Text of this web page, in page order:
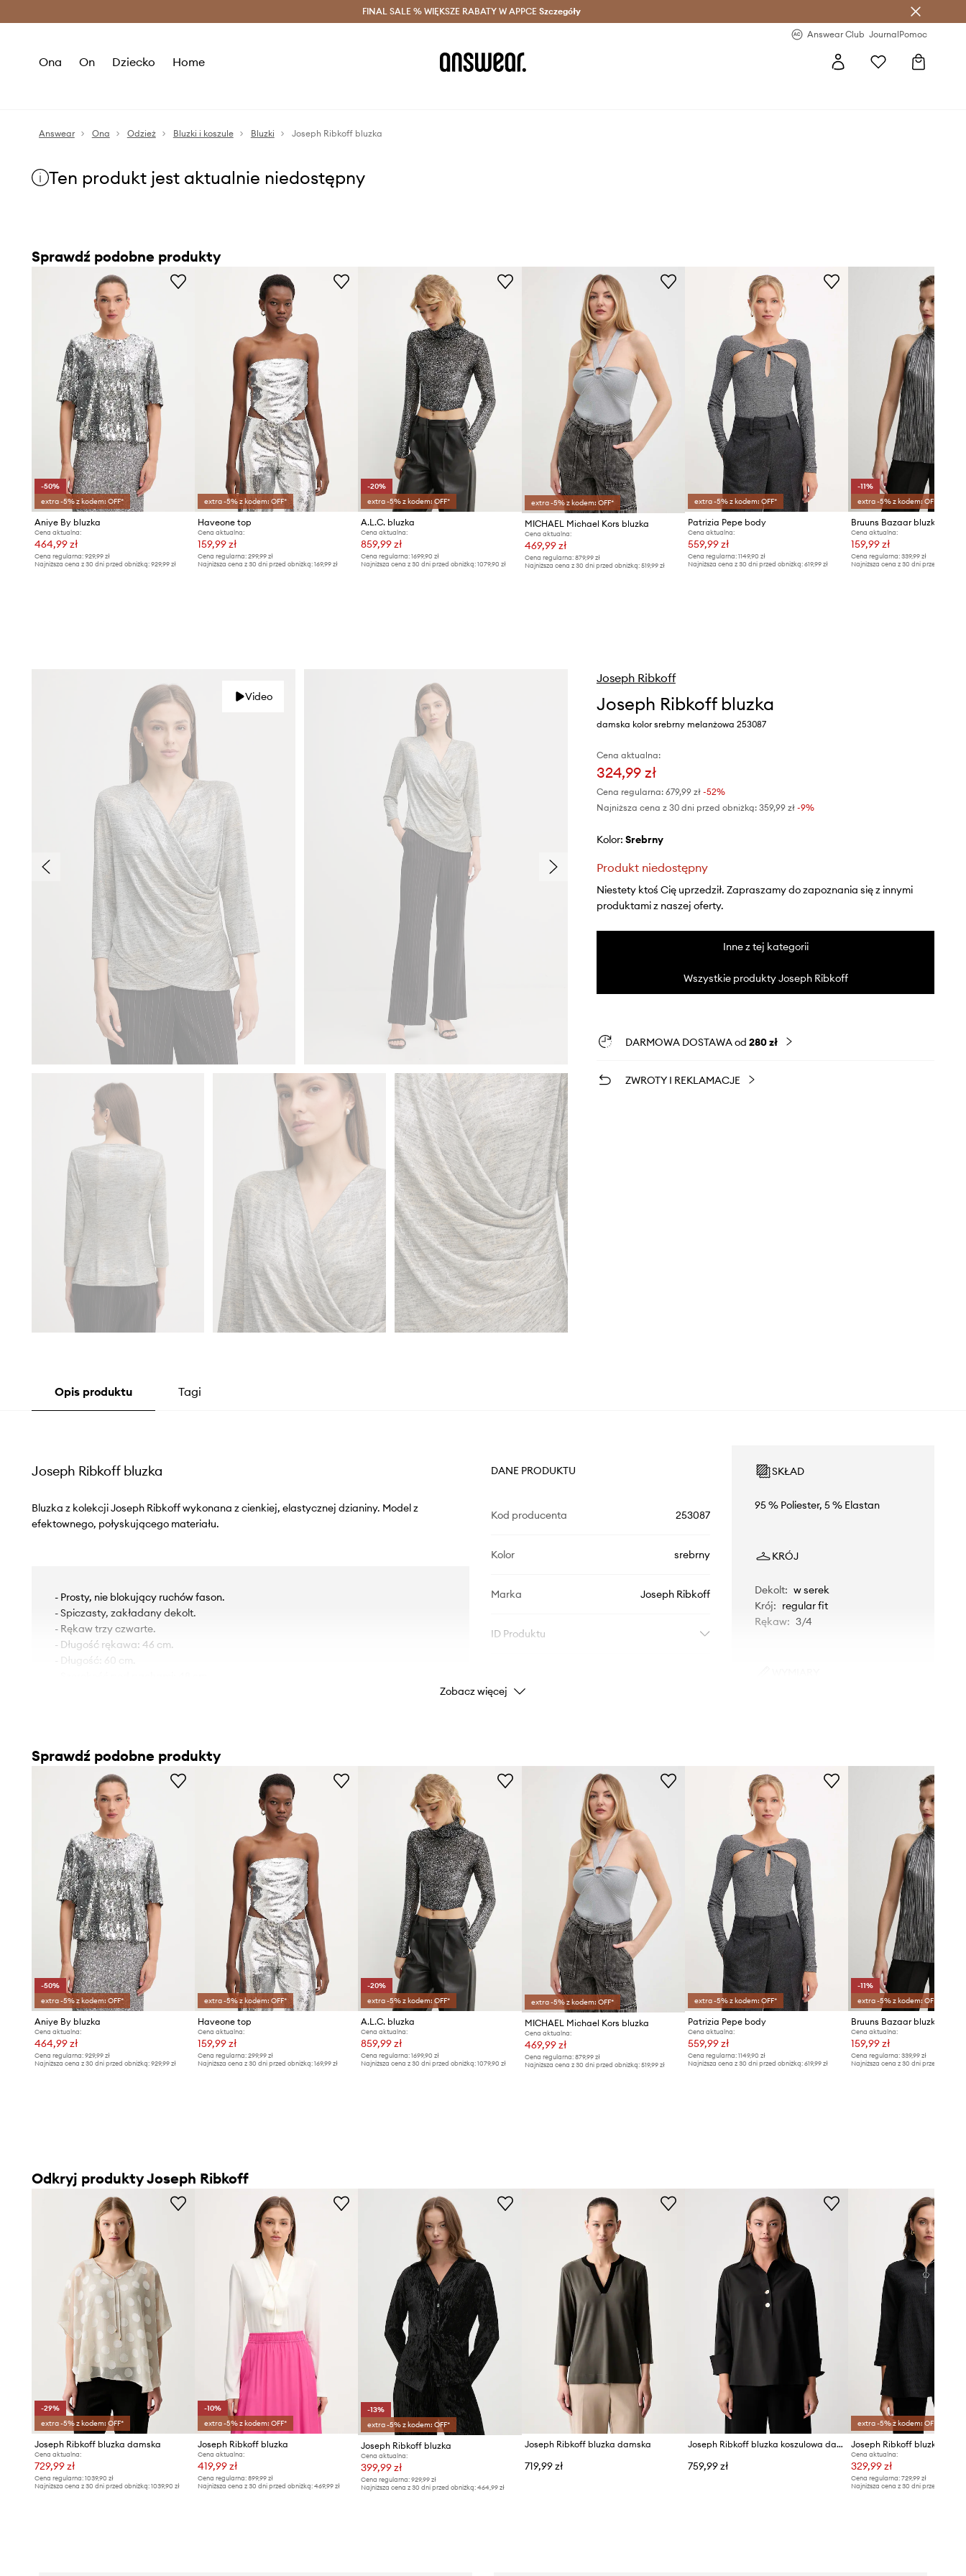
Oszczędzaj z Answear Club > Dostawa nawet w 24h >
FINAL SALE % WIĘKSZE RABATY W APPCE Szczegóły
Answear Club JournalPomoc
Ona On Dziecko Home
Answear Ona Odzież Bluzki i koszule Bluzki Joseph Ribkoff bluzka
Ten produkt jest aktualnie niedostępny
Sprawdź podobne produkty
-50%
extra -5% z kodem: OFF*
Aniye By bluzka
Cena aktualna:
464,99 zł
Cena regularna: 929,99 zł
Najniższa cena z 30 dni przed obniżką: 929,99 zł
extra -5% z kodem: OFF*
Haveone top
Cena aktualna:
159,99 zł
Cena regularna:299,99 zł
Najniższa cena z 30 dni przed obniżką:169,99 zł
-20%
extra -5% z kodem: OFF*
A.L.C. bluzka
Cena aktualna:
859,99 zł
Cena regularna: 1699,90 zł
Najniższa cena z 30 dni przed obniżką: 1079,90 zł
extra -5% z kodem: OFF*
MICHAEL Michael Kors bluzka
Cena aktualna:
469,99 zł
Cena regularna: 879,99 zł
Najniższa cena z 30 dni przed obniżką: 519,99 zł
extra -5% z kodem: OFF*
Patrizia Pepe body
Cena aktualna:
559,99 zł
Cena regularna:1149,90 zł
Najniższa cena z 30 dni przed obniżką:619,99 zł
-11%
extra -5% z kodem: OFF*
Cena aktualna:
159,99 zł
Cena regularna: 339,99 zł
Najniższa cena z 30 dni przed obniżką:
Video
Joseph Ribkoff
Joseph Ribkoff bluzka
damska kolor srebrny melanżowa 253087
Cena aktualna:
324,99 zł
Cena regularna: 679,99 zł-52%
Najniższa cena z 30 dni przed obniżką: 359,99 zł -9%
Kolor: srebrny
Produkt niedostępny
Niestety ktoś Cię uprzedził. Zapraszamy do zapoznania się z innymi
produktami z naszej oferty.
Inne z tej kategorii
Wszystkie produkty Joseph Ribkoff
DARMOWA DOSTAWA od 280 zł
ZWROTY I REKLAMACJE
Opis produktu Tagi
Joseph Ribkoff bluzka
Bluzka z kolekcji Joseph Ribkoff wykonana z cienkiej, elastycznej dzianiny. Model z
efektownego, połyskującego materiału.
- Prosty, nie blokujący ruchów fason.
- Spiczasty, zakładany dekolt.
- Rękaw trzy czwarte.
- Długość rękawa: 46 cm.
- Długość: 60 cm.
DANE PRODUKTU
Kod producenta 253087
Kolor srebrny
Marka Joseph Ribkoff
ID Produktu
SKŁAD
95 % Poliester, 5 % Elastan
KRÓJ
Dekolt: w serek
Krój: regular fit
Rękaw: 3/4
Zalecamy wybór rozmiaru, jaki nosisz
zazwyczaj.
Tabela rozmiarów
Zobacz więcej
Sprawdź podobne produkty
-50%
extra -5% z kodem: OFF*
Aniye By bluzka
Cena aktualna:
464,99 zł
Cena regularna: 929,99 zł
Najniższa cena z 30 dni przed obniżką: 929,99 zł
extra -5% z kodem: OFF*
Haveone top
Cena aktualna:
159,99 zł
Cena regularna:299,99 zł
Najniższa cena z 30 dni przed obniżką:169,99 zł
-20%
extra -5% z kodem: OFF*
A.L.C. bluzka
Cena aktualna:
859,99 zł
Cena regularna: 1699,90 zł
Najniższa cena z 30 dni przed obniżką: 1079,90 zł
extra -5% z kodem: OFF*
MICHAEL Michael Kors bluzka
Cena aktualna:
469,99 zł
Cena regularna: 879,99 zł
Najniższa cena z 30 dni przed obniżką: 519,99 zł
extra -5% z kodem: OFF*
Patrizia Pepe body
Cena aktualna:
559,99 zł
Cena regularna:1149,90 zł
Najniższa cena z 30 dni przed obniżką:619,99 zł
-11%
extra -5% z kodem: OFF*
Cena aktualna:
159,99 zł
Cena regularna: 339,99 zł
Najniższa cena z 30 dni przed obniżką:
Odkryj produkty Joseph Ribkoff
-29%
extra -5% z kodem: OFF*
Joseph Ribkoff bluzka damska
Cena aktualna:
729,99 zł
Cena regularna: 1039,90 zł
Najniższa cena z 30 dni przed obniżką: 1039,90 zł
-10%
extra -5% z kodem: OFF*
Joseph Ribkoff bluzka
Cena aktualna:
419,99 zł
Cena regularna:899,99 zł
Najniższa cena z 30 dni przed obniżką:469,99 zł
-13%
extra -5% z kodem: OFF*
Joseph Ribkoff bluzka
Cena aktualna:
399,99 zł
Cena regularna: 929,99 zł
Najniższa cena z 30 dni przed obniżką: 464,99 zł
Joseph Ribkoff bluzka damska
719,99 zł
Joseph Ribkoff bluzka koszulowa damska
759,99 zł
extra -5% z kodem: OFF*
Joseph Ribkoff bluzka
Cena aktualna:
329,99 zł
Cena regularna: 729,99 zł
Najniższa cena z 30 dni przed obniżką: